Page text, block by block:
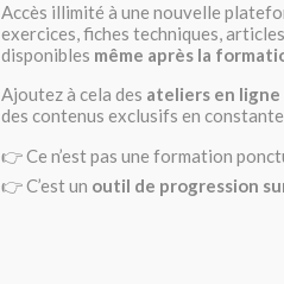
Accès illimité à une nouvelle
exercices, fiches techniques,
disponibles même après la
Ajoutez à cela des ateliers en
des contenus exclusifs en
👉 Ce n’est pas une formation
👉 C’est un outil de progression